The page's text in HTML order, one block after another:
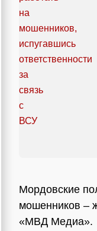
Мордовские
мошенников –
«МВД Медиа».